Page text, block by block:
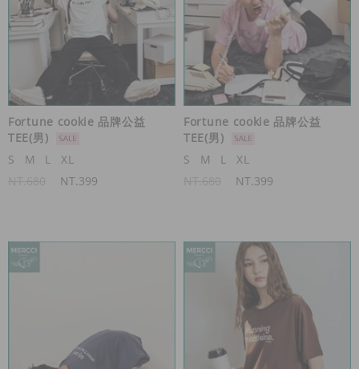
Fortune cookie 品牌公益
TEE(男)
S
M L
XL
NT.399
Fortune cookie 品牌公益
TEE(男)
S
M L
XL
NT.399